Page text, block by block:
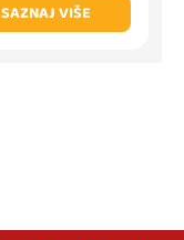
SAZNAJ VIŠE